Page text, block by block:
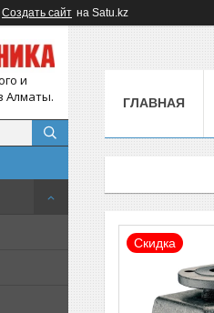
Создать сайт на Satu.kz
и
Алматы.
ГЛАВНАЯ
Скидка